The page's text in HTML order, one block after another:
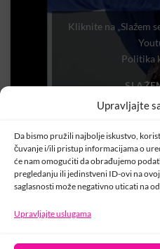
Upravljajte
Da bismo pružili najbolje iskustvo,
čuvanje i/ili pristup informacijama o
će nam omogućiti da obrađujemo
pregledanju ili jedinstveni ID-ovi na
saglasnosti može negativno uticati na
Upravljajte uslugama
Kliknite na „Slažem
Politika